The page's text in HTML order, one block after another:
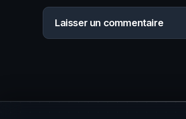
Laisser un commentaire